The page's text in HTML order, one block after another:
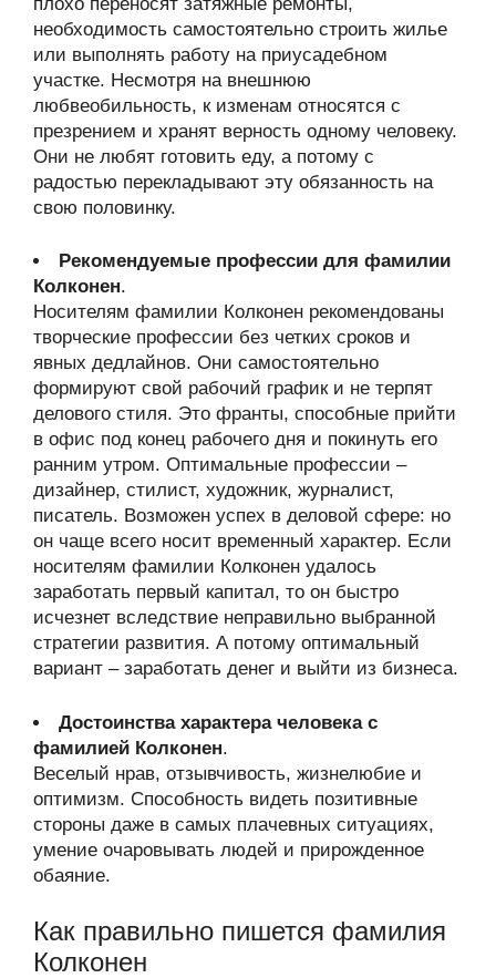
необходимость самостоятельно строить жилье
или выполнять работу на приусадебном
участке. Несмотря на внешнюю
любвеобильность, к изменам относятся с
презрением и хранят верность одному человеку.
Они не любят готовить еду, а потому с
радостью перекладывают эту обязанность на
свою половинку.
Рекомендуемые профессии для фамилии
Колконен.
Носителям фамилии Колконен рекомендованы
творческие профессии без четких сроков и
явных дедлайнов. Они самостоятельно
формируют свой рабочий график и не терпят
делового стиля. Это франты, способные прийти
в офис под конец рабочего дня и покинуть его
ранним утром. Оптимальные профессии –
дизайнер, стилист, художник, журналист,
писатель. Возможен успех в деловой сфере: но
он чаще всего носит временный характер. Если
носителям фамилии Колконен удалось
заработать первый капитал, то он быстро
исчезнет вследствие неправильно выбранной
стратегии развития. А потому оптимальный
вариант – заработать денег и выйти из бизнеса.
Достоинства характера человека с
фамилией Колконен.
Веселый нрав, отзывчивость, жизнелюбие и
оптимизм. Способность видеть позитивные
стороны даже в самых плачевных ситуациях,
умение очаровывать людей и прирожденное
обаяние.
Как правильно пишется фамилия
Колконен